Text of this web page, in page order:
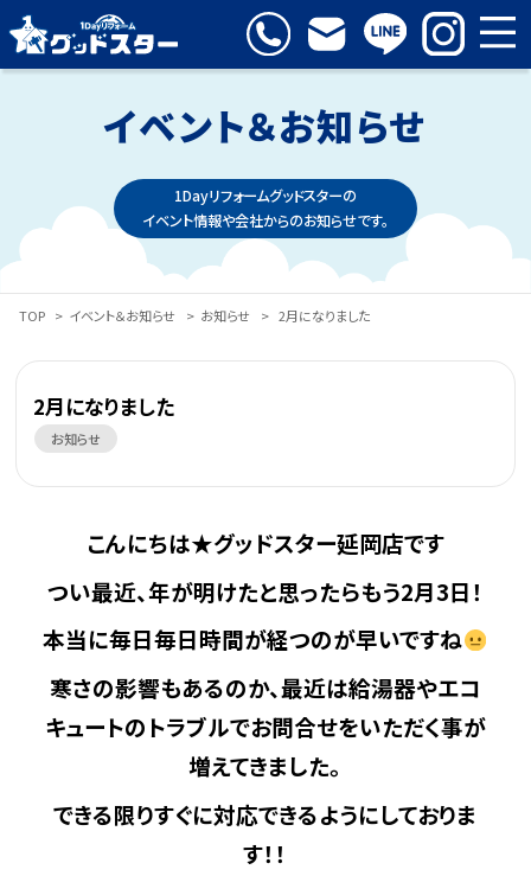
イベント＆お知らせ
1Dayリフォームグッドスターの
イベント情報や会社からのお知らせです。
TOP > イベント＆お知らせ > お知らせ > 2月になりました
2月になりました
お知らせ
こんにちは★グッドスター延岡店です
つい最近、年が明けたと思ったらもう2月3日！
本当に毎日毎日時間が経つのが早いですね
寒さの影響もあるのか、最近は給湯器やエコ
キュートのトラブルでお問合せをいただく事が
増えてきました。
できる限りすぐに対応できるようにしておりま
す！！